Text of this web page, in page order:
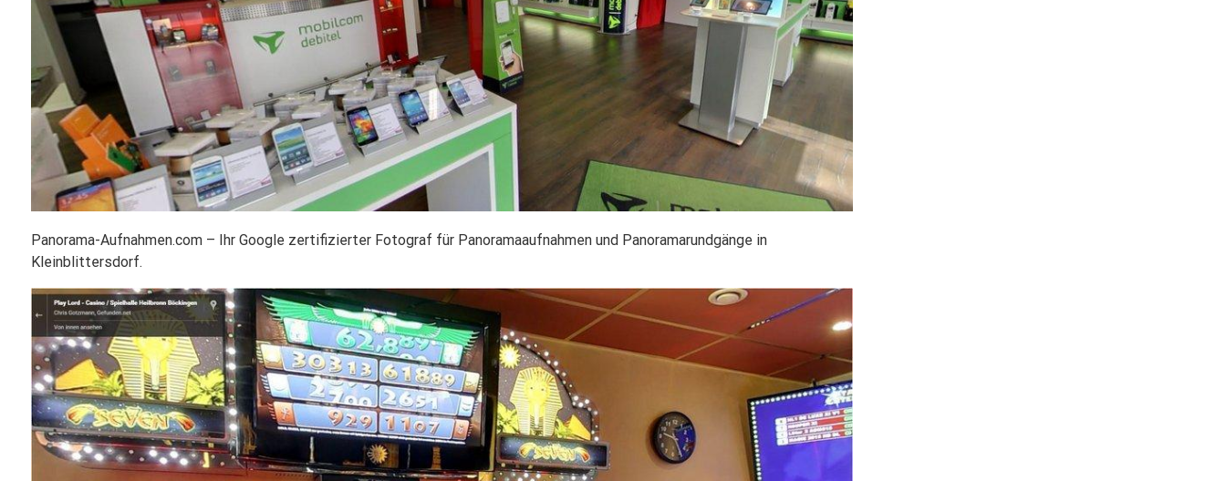
Panorama-Aufnahmen.com – Ihr Google zertifizierter Fotograf für Panoramaaufnahmen und Panoramarundgänge in
Kleinblittersdorf.